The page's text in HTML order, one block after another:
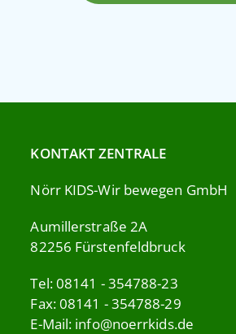
KONTAKT ZENTRALE
Nörr KIDS-Wir bewegen GmbH
Aumillerstraße 2A
82256 Fürstenfeldbruck
Tel: 08141 - 354788-23
Fax: 08141 - 354788-29
E-Mail: info@noerrkids.de